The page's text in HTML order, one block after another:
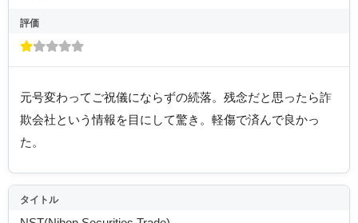
評価
元号変わってご祝儀にならずの続落。残念だと思ったら詐
欺会社という情報を目にして驚き。軽傷で済んで良かっ
た。
タイトル